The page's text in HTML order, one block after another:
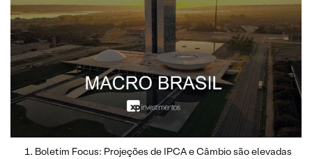
Boletim Focus: Projeções de IPCA e Câmbio são elevadas